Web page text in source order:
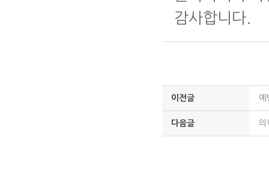
감사합니다.
이전글 예
다음글 의